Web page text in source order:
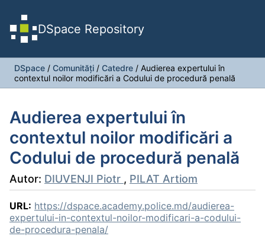
DSpace Repository
DSpace / Comunități / Catedre / Audierea expertului în
contextul noilor modificări a Codului de procedură penală
Audierea expertului în
contextul noilor modificări a
Codului de procedură penală
Autor: DIUVENJI Piotr , PILAT Artiom
URL: https://dspace.academy.police.md/audierea-
expertului-in-contextul-noilor-modificari-a-codului-
de-procedura-penala/